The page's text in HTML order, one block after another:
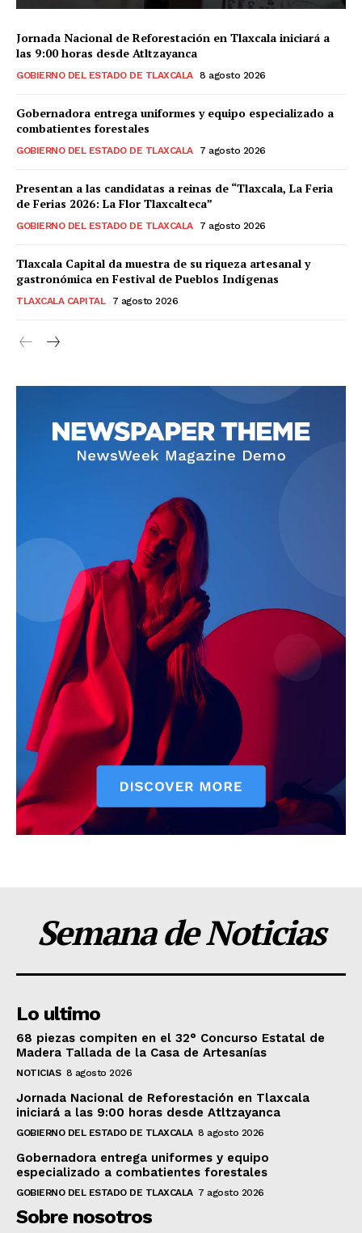
Jornada Nacional de Reforestación en Tlaxcala iniciará a
las 9:00 horas desde Atltzayanca
GOBIERNO DEL ESTADO DE TLAXCALA 8 agosto 2026
Gobernadora entrega uniformes y equipo especializado a
combatientes forestales
GOBIERNO DEL ESTADO DE TLAXCALA 7 agosto 2026
Presentan a las candidatas a reinas de “Tlaxcala, La Feria
de Ferias 2026: La Flor Tlaxcalteca”
GOBIERNO DEL ESTADO DE TLAXCALA 7 agosto 2026
Tlaxcala Capital da muestra de su riqueza artesanal y
gastronómica en Festival de Pueblos Indígenas
TLAXCALA CAPITAL 7 agosto 2026
Semana de Noticias
Lo ultimo
68 piezas compiten en el 32° Concurso Estatal de
Madera Tallada de la Casa de Artesanías
NOTICIAS 8 agosto 2026
Jornada Nacional de Reforestación en Tlaxcala
iniciará a las 9:00 horas desde Atltzayanca
GOBIERNO DEL ESTADO DE TLAXCALA 8 agosto 2026
Gobernadora entrega uniformes y equipo
especializado a combatientes forestales
GOBIERNO DEL ESTADO DE TLAXCALA 7 agosto 2026
Sobre nosotros